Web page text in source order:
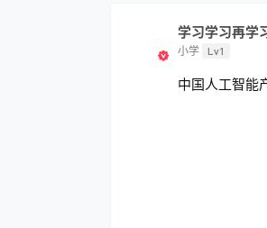
学习学习再学
小学 Lv1
中国人工智能